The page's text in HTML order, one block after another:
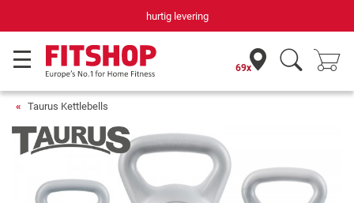
hurtig levering
69x
Taurus Kettlebells